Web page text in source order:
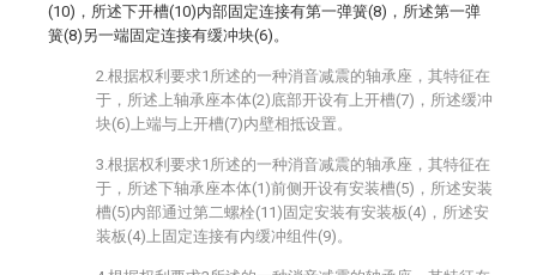
(10)，所述下开槽(10)内部固定连接有第一弹簧(8)，所述第一弹
簧(8)另一端固定连接有缓冲块(6)。
2.根据权利要求1所述的一种消音减震的轴承座，其特征在
于，所述上轴承座本体(2)底部开设有上开槽(7)，所述缓冲
块(6)上端与上开槽(7)内壁相抵设置。
3.根据权利要求1所述的一种消音减震的轴承座，其特征在
于，所述下轴承座本体(1)前侧开设有安装槽(5)，所述安装
槽(5)内部通过第二螺栓(11)固定安装有安装板(4)，所述安
装板(4)上固定连接有内缓冲组件(9)。